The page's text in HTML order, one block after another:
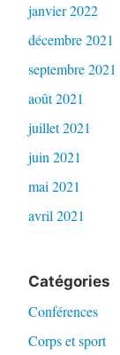
janvier 2022
décembre 2021
septembre 2021
août 2021
juillet 2021
juin 2021
mai 2021
avril 2021
Catégories
Conférences
Corps et sport